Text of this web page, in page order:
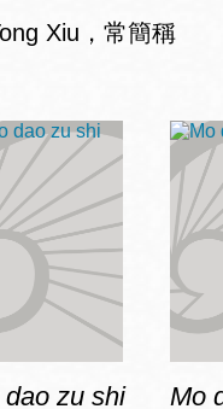
Xiu，常簡稱
dao zu shi Mo